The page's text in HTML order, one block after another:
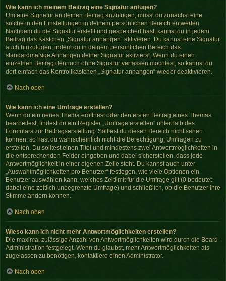
Wie kann ich meinem Beitrag eine Signatur anfügen?
Um eine Signatur an deinen Beitrag anzufügen, musst du zunächst eine
solche in den Einstellungen in deinem persönlichen Bereich entwerfen.
Nachdem du die Signatur erstellt und gespeichert hast, kannst du in jedem
Beitrag das Kästchen „Signatur anhängen“ aktivieren. Du kannst eine Signatur
auch hinzufügen, indem du in deinem persönlichen Bereich das
standardmäßige Anhängen deiner Signatur aktivierst. Wenn du einen
einzelnen Beitrag dennoch ohne Signatur verfassen möchtest, so kannst du
dort einfach das Kontrollkästchen „Signatur anhängen“ wieder deaktivieren.
Nach oben
Wie kann ich eine Umfrage erstellen?
Wenn du ein neues Thema eröffnest oder den ersten Beitrag eines Themas
bearbeitest, findest du ein Register „Umfrage erstellen“ unterhalb des
Formulars zur Beitragserstellung. Solltest du diesen Bereich nicht sehen
können, so hast du wahrscheinlich nicht die Berechtigung, Umfragen zu
erstellen. Du solltest einen Titel und mindestens zwei Antwortmöglichkeiten in
die entsprechenden Felder eingeben und dabei sicherstellen, dass jede
Antwortmöglichkeit in einer eigenen Zeile steht. Du kannst auch unter
„Auswahlmöglichkeiten pro Benutzer“ festlegen, wie viele Optionen ein
Benutzer auswählen kann, welches Zeitlimit für die Umfrage gilt (0 bedeutet
dabei eine zeitlich unbegrenzte Umfrage) und schließlich, ob die Benutzer ihre
Stimme ändern können.
Nach oben
Wieso kann ich nicht mehr Antwortmöglichkeiten erstellen?
Die maximal zulässige Anzahl von Antwortmöglichkeiten wird durch die Board-
Administration festgelegt. Wenn du glaubst, mehr Antwortmöglichkeiten als
zugelassen zu benötigen, kontaktiere einen Administrator.
Nach oben